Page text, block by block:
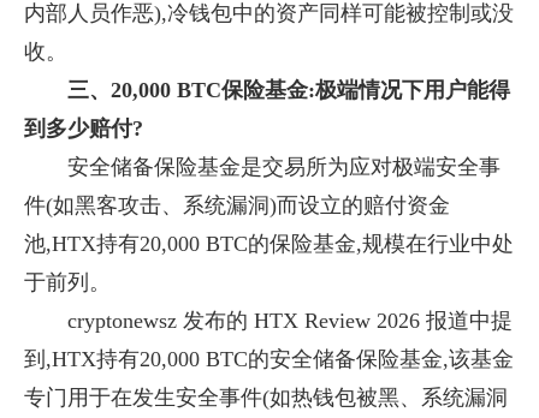
内部人员作恶),冷钱包中的资产同样可能被控制或没
收。
三、20,000 BTC保险基金:极端情况下用户能得
到多少赔付?
安全储备保险基金是交易所为应对极端安全事
件(如黑客攻击、系统漏洞)而设立的赔付资金
池,HTX持有20,000 BTC的保险基金,规模在行业中处
于前列。
cryptonewsz 发布的 HTX Review 2026 报道中提
到,HTX持有20,000 BTC的安全储备保险基金,该基金
专门用于在发生安全事件(如热钱包被黑、系统漏洞